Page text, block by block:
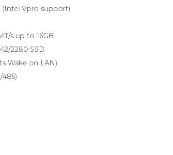
(Intel Vpro support)
s up to 16GB
2280 SSD
Wake on LAN)
485)